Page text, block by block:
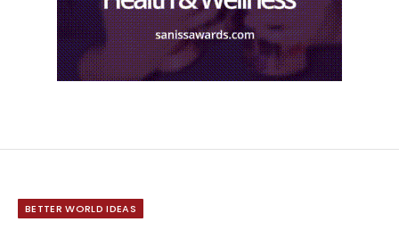
BETTER WORLD IDEAS